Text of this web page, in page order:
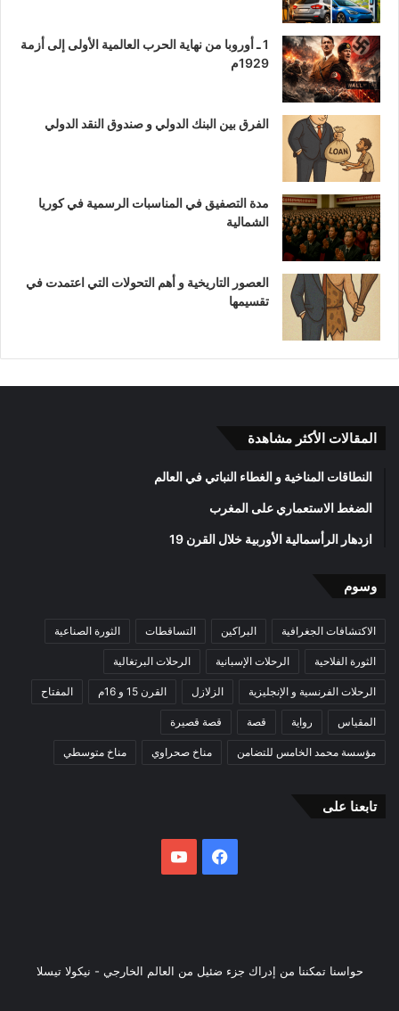
1 ـ أوروبا من نهاية الحرب العالمية الأولى إلى أزمة
1929م
الفرق بين البنك الدولي و صندوق النقد الدولي
مدة التصفيق في المناسبات الرسمية في كوريا
الشمالية
العصور التاريخية و أهم التحولات التي اعتمدت في
تقسيمها
المقالات الأكثر مشاهدة
النطاقات المناخية و الغطاء النباتي في العالم
الضغط الاستعماري على المغرب
ازدهار الرأسمالية الأوربية خلال القرن 19
وسوم
الاكتشافات الجغرافية البراكين التساقطات الثورة الصناعية
الثورة الفلاحية الرحلات الإسبانية الرحلات البرتغالية
الرحلات الفرنسية و الإنجليزية الزلازل القرن 15 و 16م المفتاح
المقياس رواية قصة قصة قصيرة
مؤسسة محمد الخامس للتضامن مناخ صحراوي مناخ متوسطي
تابعنا على
فيسبوك
حواسنا تمكننا من إدراك جزء ضئيل من العالم الخارجي - نيكولا تيسلا